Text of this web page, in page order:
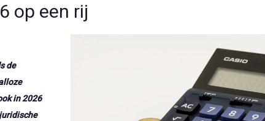
op een rij
de
in 2026